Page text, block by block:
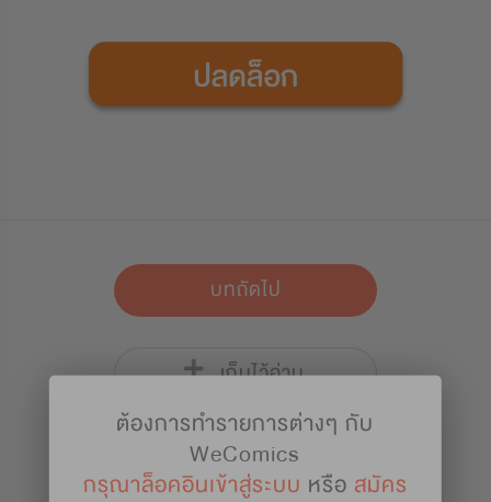
บทถัดไป
เก็บไว้อ่าน
รายละเอียดการ์ตูน
ต้องการทำรายการต่างๆ กับ
WeComics
กรุณาล็อคอินเข้าสู่ระบบ หรือ สมัคร